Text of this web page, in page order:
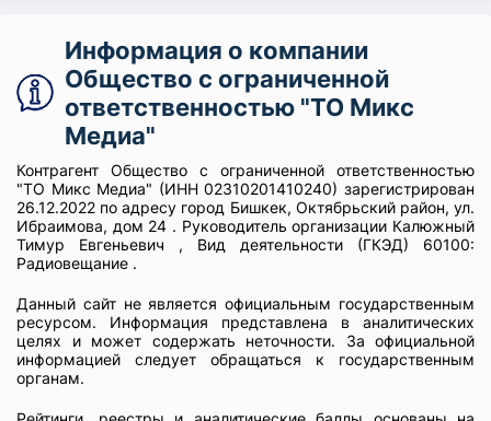
Информация о компании
Общество с ограниченной
ответственностью "ТО Микс
Медиа"
Контрагент Общество с ограниченной ответственностью
"ТО Микс Медиа" (ИНН 02310201410240) зарегистрирован
26.12.2022 по адресу город Бишкек, Октябрьский район, ул.
Ибраимова, дом 24 . Руководитель организации Калюжный
Тимур Евгеньевич , Вид деятельности (ГКЭД) 60100:
Радиовещание .
Данный сайт не является официальным государственным
ресурсом. Информация представлена в аналитических
целях и может содержать неточности. За официальной
информацией следует обращаться к государственным
органам.